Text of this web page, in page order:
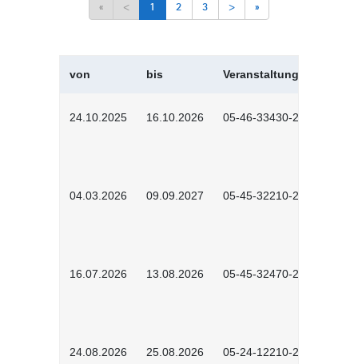
« < 1 2 3 > »
von bis Veranstaltungskürzel
24.10.2025 16.10.2026 05-46-33430-2501
04.03.2026 09.09.2027 05-45-32210-2601
16.07.2026 13.08.2026 05-45-32470-2601
24.08.2026 25.08.2026 05-24-12210-2601